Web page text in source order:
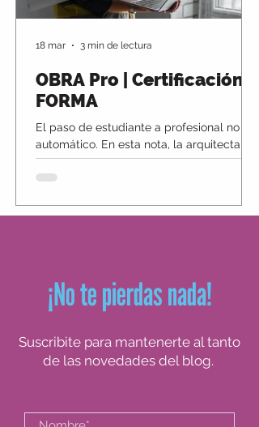
OBRA Pro | Certificación
FORMA
El paso de estudiante a profesional no es
automático. En esta nota, la arquitecta
Pilar Lucena aborda uno de los desafíos
clave en arquitectura: transformar el
18 mar 3 min de lectura
¡No te pierdas nada!
Suscribite para mantenerte al tanto
de las novedades del blog.